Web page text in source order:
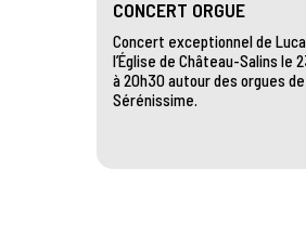
CONCERT ORGUE
Concert exceptionnel de
l’Église de Château-Salins le
à 20h30 autour des orgues
Sérénissime.